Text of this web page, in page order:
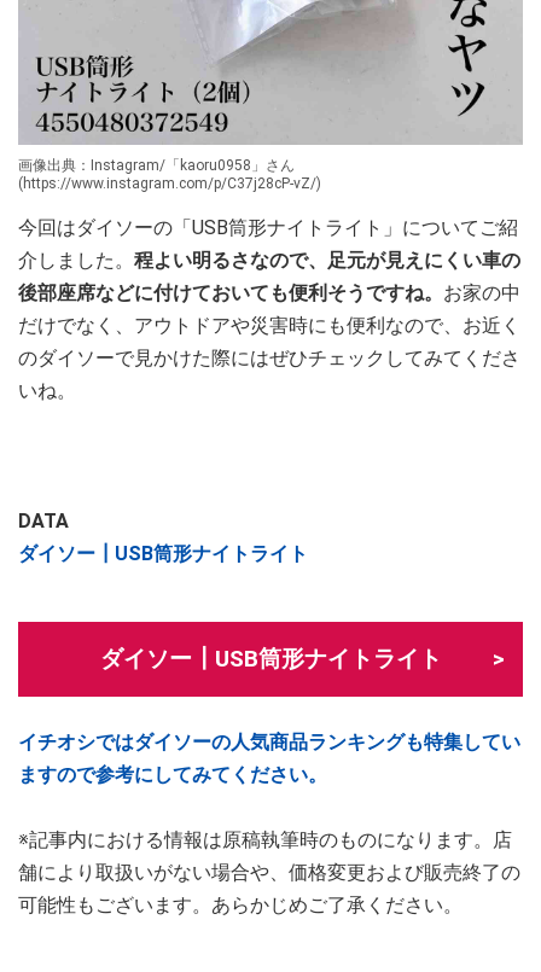
画像出典：Instagram/「kaoru0958」さん
(https://www.instagram.com/p/C37j28cP-vZ/)
今回はダイソーの「USB筒形ナイトライト」についてご紹
介しました。 程よい明るさなので、足元が見えにくい車の
後部座席などに付けておいても便利そうですね。 お家の中
だけでなく、アウトドアや災害時にも便利なので、お近く
のダイソーで見かけた際にはぜひチェックしてみてくださ
いね。
DATA
ダイソー┃USB筒形ナイトライト
ダイソー┃USB筒形ナイトライト
イチオシではダイソーの人気商品ランキングも特集してい
ますので参考にしてみてください。
※記事内における情報は原稿執筆時のものになります。店
舗により取扱いがない場合や、価格変更および販売終了の
可能性もございます。あらかじめご了承ください。